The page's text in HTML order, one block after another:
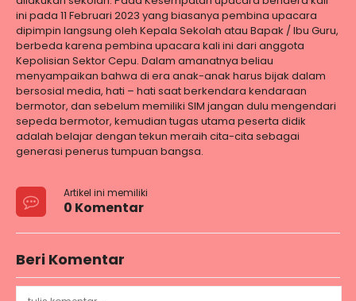
ini pada 11 Februari 2023 yang biasanya pembina upacara
dipimpin langsung oleh Kepala Sekolah atau Bapak / Ibu Guru,
berbeda karena pembina upacara kali ini dari anggota
Kepolisian Sektor Cepu. Dalam amanatnya beliau
menyampaikan bahwa di era anak-anak harus bijak dalam
bersosial media, hati – hati saat berkendara kendaraan
bermotor, dan sebelum memiliki SIM jangan dulu mengendari
sepeda bermotor, kemudian tugas utama peserta didik
adalah belajar dengan tekun meraih cita-cita sebagai
generasi penerus tumpuan bangsa.
Artikel ini memiliki
0 Komentar
Beri Komentar